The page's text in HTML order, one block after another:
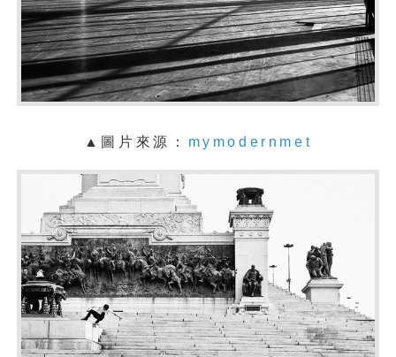
▲圖片來源： mymodernmet